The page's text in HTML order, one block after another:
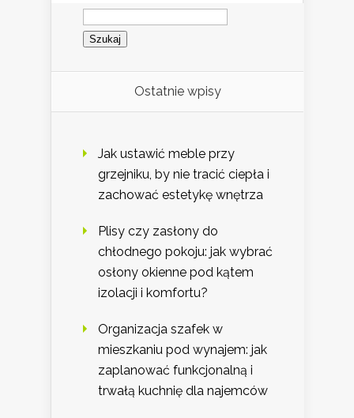
Szukaj:
Ostatnie wpisy
Jak ustawić meble przy
grzejniku, by nie tracić ciepła i
zachować estetykę wnętrza
Plisy czy zasłony do
chłodnego pokoju: jak wybrać
osłony okienne pod kątem
izolacji i komfortu?
Organizacja szafek w
mieszkaniu pod wynajem: jak
zaplanować funkcjonalną i
trwałą kuchnię dla najemców